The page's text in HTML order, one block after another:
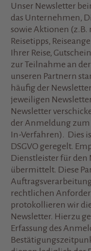
Unser Newsletter
das Unternehmen,
sowie Aktionen
Reisetipps,
Ihrer Reise,
zur Teilnahme an
unseren Partnern
häufig der
jeweiligen
Newsletter
der Anmeldung
In-Verfahren). Dies
DSGVO geregelt.
Dienstleister für den
übermittelt. Diese
rechtlichen
protokollieren wir
Newsletter. Hierzu
Erfassung des